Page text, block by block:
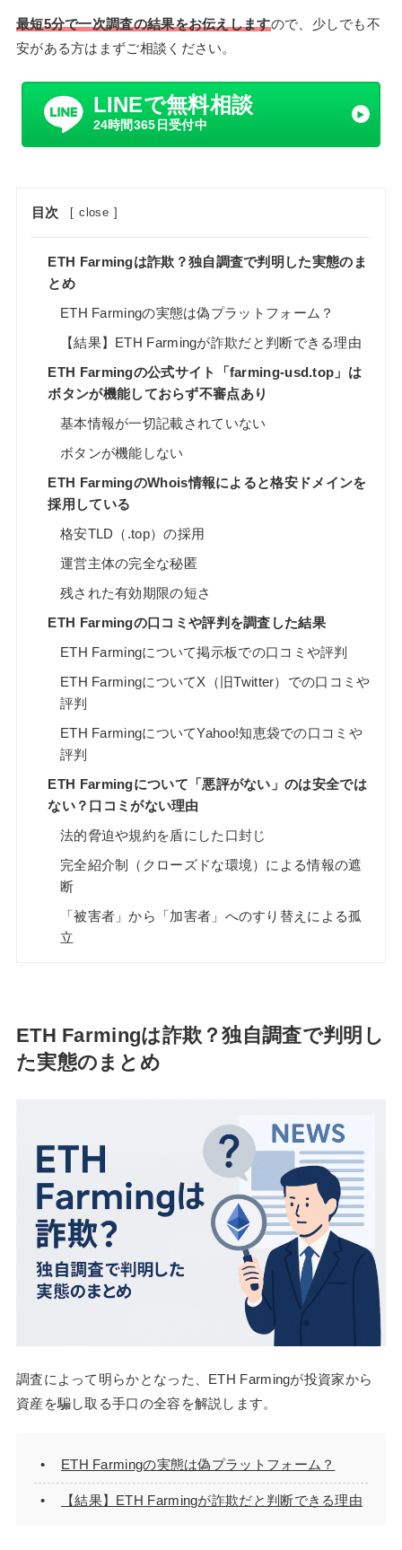
最短5分で一次調査の結果をお伝えしますので、少しでも不
安がある方はまずご相談ください。
LINEで無料相談
24時間365日受付中
目次 [ close ]
ETH Farmingは詐欺？独自調査で判明した実態のま
とめ
ETH Farmingの実態は偽プラットフォーム？
【結果】ETH Farmingが詐欺だと判断できる理由
ETH Farmingの公式サイト「farming-usd.top」は
ボタンが機能しておらず不審点あり
基本情報が一切記載されていない
ボタンが機能しない
ETH FarmingのWhois情報によると格安ドメインを
採用している
格安TLD（.top）の採用
運営主体の完全な秘匿
残された有効期限の短さ
ETH Farmingの口コミや評判を調査した結果
ETH Farmingについて掲示板での口コミや評判
ETH FarmingについてX（旧Twitter）での口コミや
評判
ETH FarmingについてYahoo!知恵袋での口コミや
評判
ETH Farmingについて「悪評がない」のは安全では
ない？口コミがない理由
法的脅迫や規約を盾にした口封じ
完全紹介制（クローズドな環境）による情報の遮
断
「被害者」から「加害者」へのすり替えによる孤
立
ETH Farmingは詐欺？独自調査で判明し
た実態のまとめ
調査によって明らかとなった、ETH Farmingが投資家から
資産を騙し取る手口の全容を解説します。
ETH Farmingの実態は偽プラットフォーム？
【結果】ETH Farmingが詐欺だと判断できる理由